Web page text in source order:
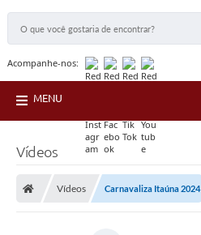
Acompanhe-nos:
MENU
Vídeos
Vídeos Carnavaliza Itaúna 2024